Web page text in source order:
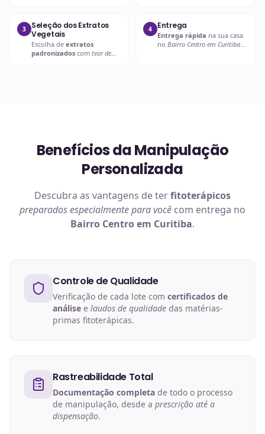
3
Seleção dos Extratos
Vegetais
Escolha de extratos
padronizados com teor de
4 Entrega
Entrega rápida na sua casa
no Bairro Centro em Curitiba
Benefícios da Manipulação
Personalizada
Descubra as vantagens de terfitoterápicos
preparados especialmente para você com entrega no
Bairro Centro em Curitiba.
Controle de Qualidade
Verificação de cada lote com certificados de
análise e laudos de qualidade das matérias-
primas fitoterápicas.
Rastreabilidade Total
Documentação completa de todo o processo
de manipulação, desde a prescrição até a
dispensação.